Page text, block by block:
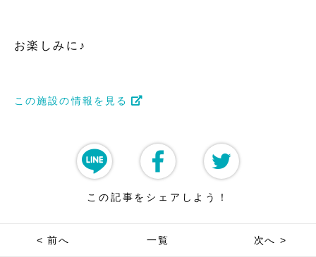
お楽しみに♪
この施設の情報を見る
この記事をシェアしよう！
< 前へ 一覧 次へ >